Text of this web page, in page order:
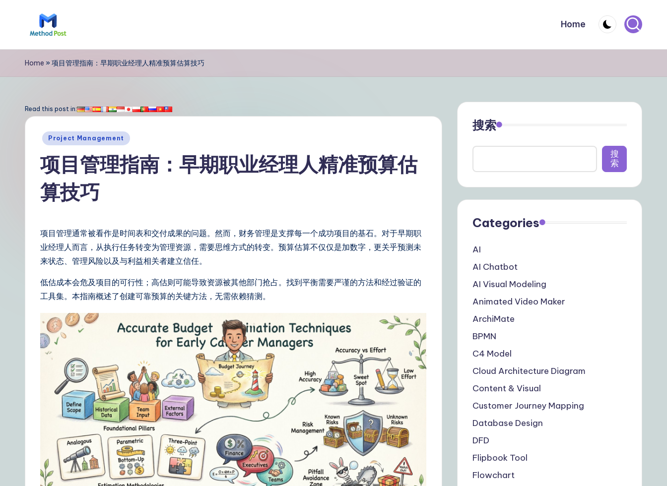
M
e
h
m
Home
Home » 项目管理指南：早期职业经理人精准预算估算技巧
Read this post in:
Posted
Project Management
项目管理指南：早期职业经理人精准预算估
算技巧
项目管理通常被看作是时间表和交付成果的问题。然而，财务管理是支撑每一个成功项目的基石。对于早期职
业经理人而言，从执行任务转变为管理资源，需要思维方式的转变。预算估算不仅仅是加数字，更关乎预测未
来状态、管理风险以及与利益相关者建立信任。
低估成本会危及项目的可行性；高估则可能导致资源被其他部门抢占。找到平衡需要严谨的方法和经过验证的
工具集。本指南概述了创建可靠预算的关键方法，无需依赖猜测。
搜索
搜
索
Categories
AI
AI Chatbot
AI Visual Modeling
Animated Video Maker
ArchiMate
BPMN
C4 Model
Cloud Architecture Diagram
Content & Visual
Customer Journey Mapping
Database Design
DFD
Flipbook Tool
Flowchart